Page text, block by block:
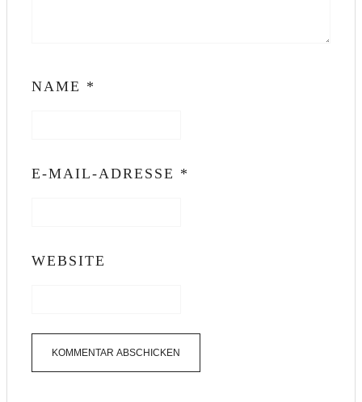
NAME *
E-MAIL-ADRESSE *
WEBSITE